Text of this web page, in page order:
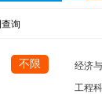
询
不限 经济
工程科